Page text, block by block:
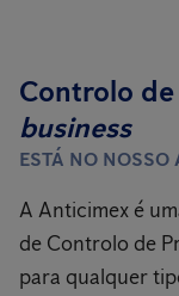
Controlo de
business
ESTÁ NO NOSSO
A Anticimex é
de Controlo de
para qualquer